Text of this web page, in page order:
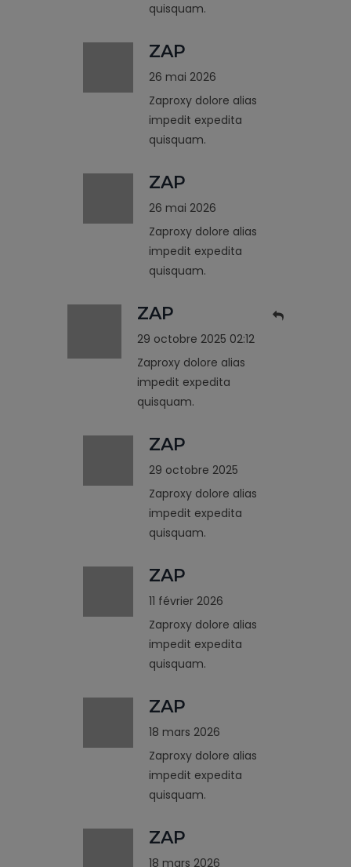
quisquam.
ZAP
26 mai 2026
Zaproxy dolore alias
impedit expedita
quisquam.
ZAP
26 mai 2026
Zaproxy dolore alias
impedit expedita
quisquam.
ZAP
29 octobre 2025 02:12
Zaproxy dolore alias
impedit expedita
quisquam.
ZAP
29 octobre 2025
Zaproxy dolore alias
impedit expedita
quisquam.
ZAP
11 février 2026
Zaproxy dolore alias
impedit expedita
quisquam.
ZAP
18 mars 2026
Zaproxy dolore alias
impedit expedita
quisquam.
ZAP
18 mars 2026